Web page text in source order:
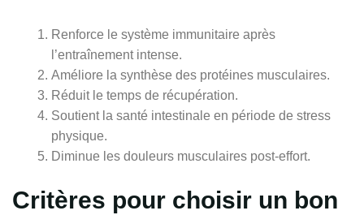
Renforce le système immunitaire après
l’entraînement intense.
Améliore la synthèse des protéines musculaires.
Réduit le temps de récupération.
Soutient la santé intestinale en période de stress
physique.
Diminue les douleurs musculaires post-effort.
Critères pour choisir un bon